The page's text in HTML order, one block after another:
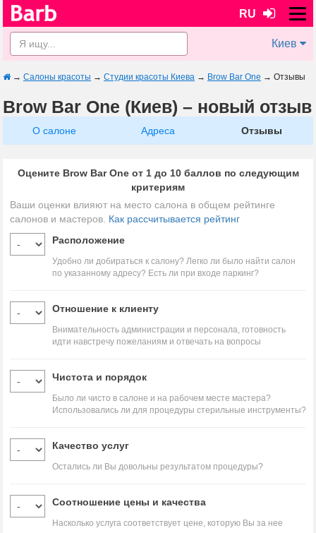
RU
Киев
→ Салоны красоты → Студии красоты Киева → Brow Bar One → Отзывы
Brow Bar One (Киев) – новый отзыв
О салоне Адреса Отзывы
Оцените Brow Bar One от 1 до 10 баллов по следующим
критериям
Ваши оценки влияют на место салона в общем рейтинге
салонов и мастеров. Как рассчитывается рейтинг
Расположение
Удобно ли добираться к салону? Легко ли было найти салон
по указанному адресу? Есть ли при входе паркинг?
Отношение к клиенту
Внимательность администрации и персонала, готовность
идти навстречу пожеланиям и отвечать на вопросы
Чистота и порядок
Было ли чисто в салоне и на рабочем месте мастера?
Использовались ли для процедуры стерильные инструменты?
Качество услуг
Остались ли Вы довольны результатом процедуры?
Соотношение цены и качества
Насколько услуга соответствует цене, которую Вы за нее